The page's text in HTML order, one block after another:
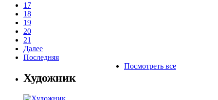
17
18
19
20
21
Далее
Последняя
Посмотреть все
Художник